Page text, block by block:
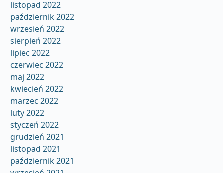
listopad 2022
październik 2022
wrzesień 2022
sierpień 2022
lipiec 2022
czerwiec 2022
maj 2022
kwiecień 2022
marzec 2022
luty 2022
styczeń 2022
grudzień 2021
listopad 2021
październik 2021